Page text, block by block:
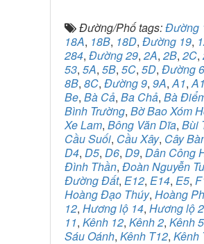
Đường/Phố tags:Đường
18A, 18B, 18D, Đường 19,
284, Đường 29, 2A, 2B, 2C,
53, 5A, 5B, 5C, 5D, Đường 6
8B, 8C, Đường 9, 9A,A1,
Be, Bà Cả, Ba Chả, Bà
Bình Trường, Bờ Bao Xóm
Xe Lam, Bông Văn Dĩa, Bùi
Cầu Suối, Cầu Xây, Cây
D4, D5, D6, D9, Dân Công
Đình Thần, Đoàn Nguyễn
Đường Đất, E12, E14, E5,
Hoàng Đạo Thúy, Hoàng
12, Hương lộ 14, Hương lộ 2
11, Kênh 12, Kênh 2, Kênh 5
Sáu Oánh, Kênh T12, Kênh